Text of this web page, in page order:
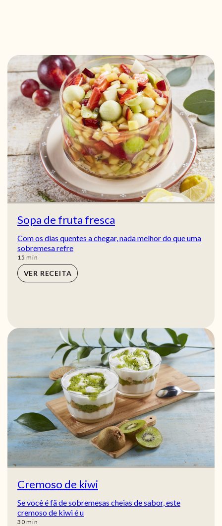
Sopa de fruta fresca
Com os dias quentes a chegar, nada melhor do que uma
sobremesa refre
15 min
min
VER RECEITA
Cremoso de kiwi
Se você é fã de sobremesas cheias de sabor, este
cremoso de kiwi é u
30min
min